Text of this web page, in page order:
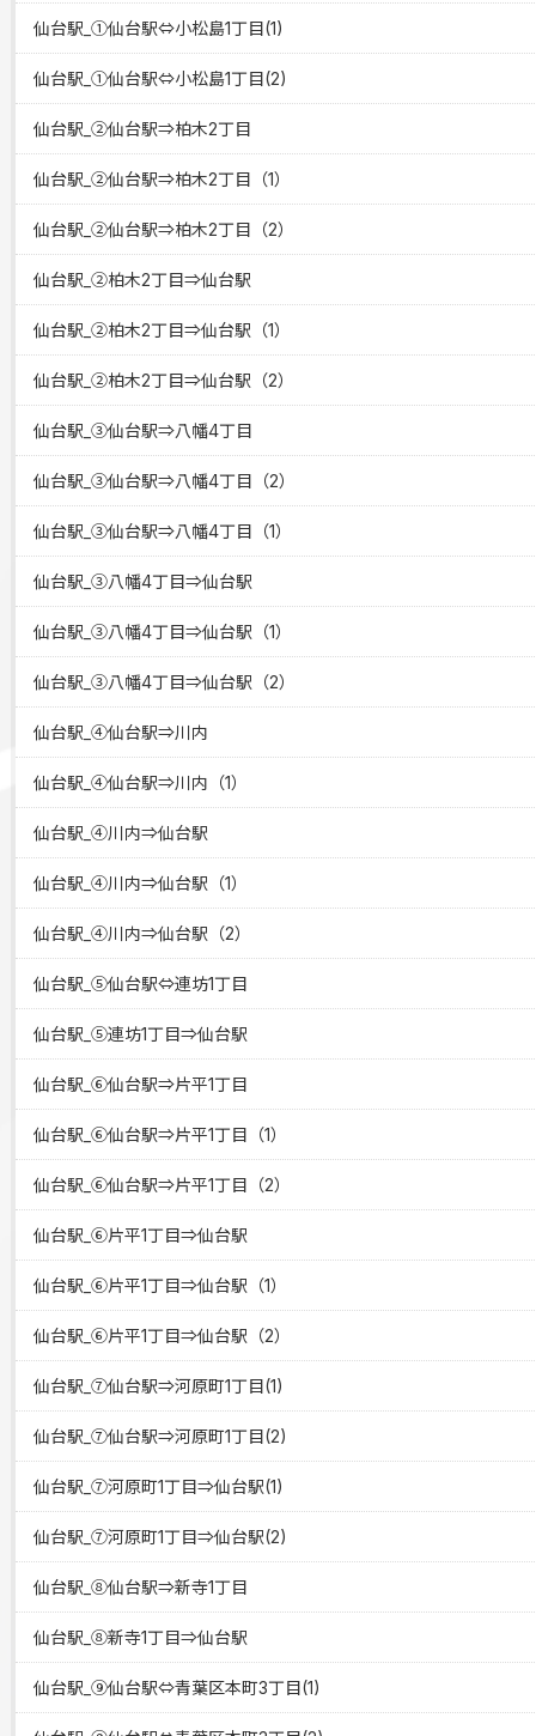
仙台駅_①仙台駅⇔小松島1丁目(1)
仙台駅_①仙台駅⇔小松島1丁目(2)
仙台駅_②仙台駅⇒柏木2丁目
仙台駅_②仙台駅⇒柏木2丁目（1）
仙台駅_②仙台駅⇒柏木2丁目（2）
仙台駅_②柏木2丁目⇒仙台駅
仙台駅_②柏木2丁目⇒仙台駅（1）
仙台駅_②柏木2丁目⇒仙台駅（2）
仙台駅_③仙台駅⇒八幡4丁目
仙台駅_③仙台駅⇒八幡4丁目（2）
仙台駅_③仙台駅⇒八幡4丁目（1）
仙台駅_③八幡4丁目⇒仙台駅
仙台駅_③八幡4丁目⇒仙台駅（1）
仙台駅_③八幡4丁目⇒仙台駅（2）
仙台駅_④仙台駅⇒川内
仙台駅_④仙台駅⇒川内（1）
仙台駅_④川内⇒仙台駅
仙台駅_④川内⇒仙台駅（1）
仙台駅_④川内⇒仙台駅（2）
仙台駅_⑤仙台駅⇔連坊1丁目
仙台駅_⑤連坊1丁目⇒仙台駅
仙台駅_⑥仙台駅⇒片平1丁目
仙台駅_⑥仙台駅⇒片平1丁目（1）
仙台駅_⑥仙台駅⇒片平1丁目（2）
仙台駅_⑥片平1丁目⇒仙台駅
仙台駅_⑥片平1丁目⇒仙台駅（1）
仙台駅_⑥片平1丁目⇒仙台駅（2）
仙台駅_⑦仙台駅⇒河原町1丁目(1)
仙台駅_⑦仙台駅⇒河原町1丁目(2)
仙台駅_⑦河原町1丁目⇒仙台駅(1)
仙台駅_⑦河原町1丁目⇒仙台駅(2)
仙台駅_⑧仙台駅⇒新寺1丁目
仙台駅_⑧新寺1丁目⇒仙台駅
仙台駅_⑨仙台駅⇔青葉区本町3丁目(1)